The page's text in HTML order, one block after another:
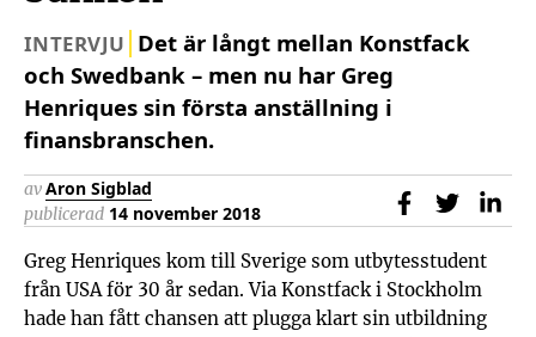
INTERVJU Det är långt mellan Konstfack
och Swedbank – men nu har Greg
Henriques sin första anställning i
finansbranschen.
avAron Sigblad
publicerad 14 november 2018
Dela påDela på
Greg Henriques kom till Sverige som utbytesstudent
från USA för 30 år sedan. Via Konstfack i Stockholm
hade han fått chansen att plugga klart sin utbildning